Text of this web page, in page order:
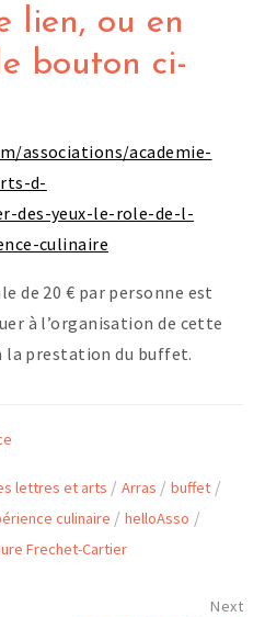
lien, ou en
bouton ci-
associations/academie-
d-
des-yeux-le-role-de-l-
culinaire
de 20 € par personne est
à l’organisation de cette
la prestation du buffet.
lettres et arts / Arras /buffet /
culinaire /helloAsso /
Frechet-Cartier